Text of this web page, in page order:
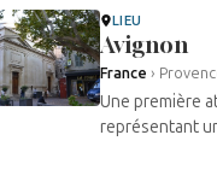
LIEU
Avignon
France ›
Une première
représentant